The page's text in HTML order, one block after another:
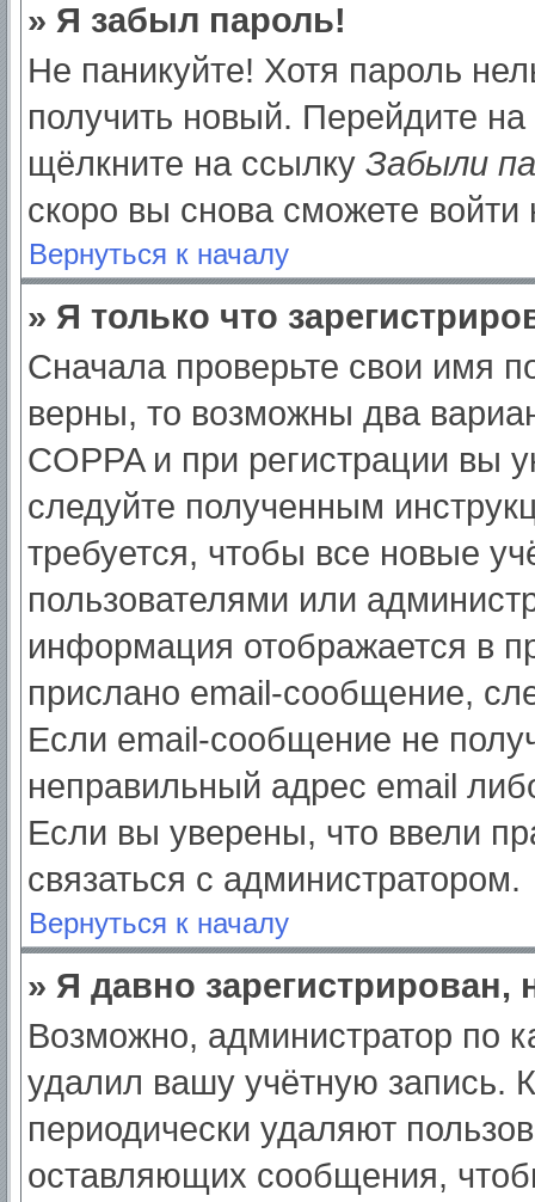
» Я забыл пароль!
Не паникуйте! Хотя пароль
получить новый. Перейдите
щёлкните на ссылку Забыли
скоро вы снова сможете
Вернуться к началу
» Я только что
Сначала проверьте свои имя
верны, то возможны два
COPPA и при регистрации вы
следуйте полученным
требуется, чтобы все новые
пользователями или
информация отображается в
прислано email-сообщение,
Если email-сообщение не
неправильный адрес email
Если вы уверены, что ввели
связаться с администратором.
Вернуться к началу
» Я давно
Возможно, администратор по
удалил вашу учётную запись.
периодически удаляют
оставляющих сообщения,